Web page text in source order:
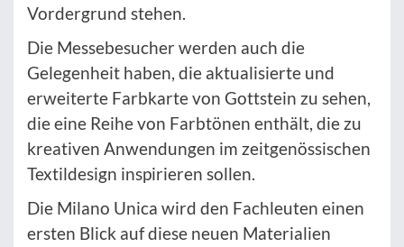
Vordergrund stehen.
Die Messebesucher werden auch die
Gelegenheit haben, die aktualisierte und
erweiterte Farbkarte von Gottstein zu sehen,
die eine Reihe von Farbtönen enthält, die zu
kreativen Anwendungen im zeitgenössischen
Textildesign inspirieren sollen.
Die Milano Unica wird den Fachleuten einen
ersten Blick auf diese neuen Materialien